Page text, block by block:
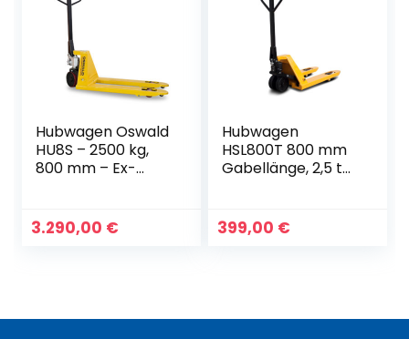
Hubwagen Oswald
HU8S – 2500 kg,
800 mm – Ex-
3.290,00 €
Hubwagen
HSL800T 800 mm
Gabellänge, 2,5 t
Gabelhubwagen
399,00 €